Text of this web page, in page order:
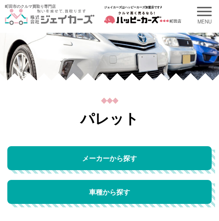
町田市のクルマ買取り専門店 ジェイカーズはハッピーカーズ加盟店です♪
町田店
パレット
メーカーから探す
車種から探す